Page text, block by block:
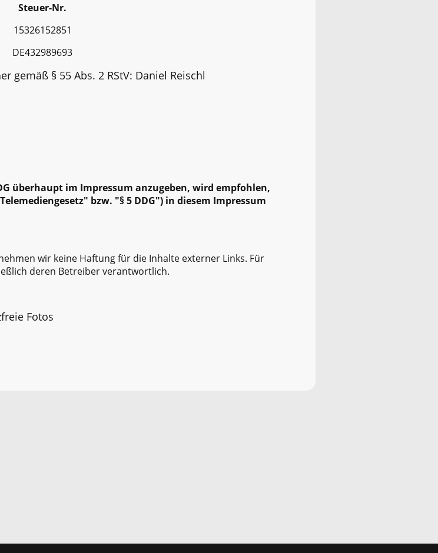
Steuer-Nr.
15326152851
DE432989693
gemäß § 55 Abs. 2 RStV: Daniel Reischl
überhaupt im Impressum anzugeben, wird empfohlen,
bzw. "§ 5 DDG") in diesem Impressum
wir keine Haftung für die Inhalte externer Links. Für
deren Betreiber verantwortlich.
Fotos